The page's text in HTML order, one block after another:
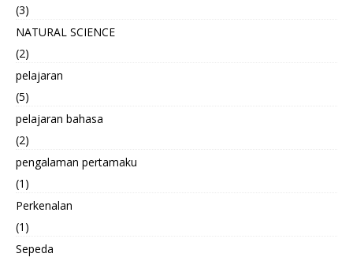
(3)
NATURAL SCIENCE
(2)
pelajaran
(5)
pelajaran bahasa
(2)
pengalaman pertamaku
(1)
Perkenalan
(1)
Sepeda